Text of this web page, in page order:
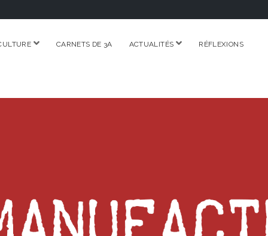
ouvrirCARNETS DE 3A ACTUALITÉS ouvrirRÉFLEXIONS